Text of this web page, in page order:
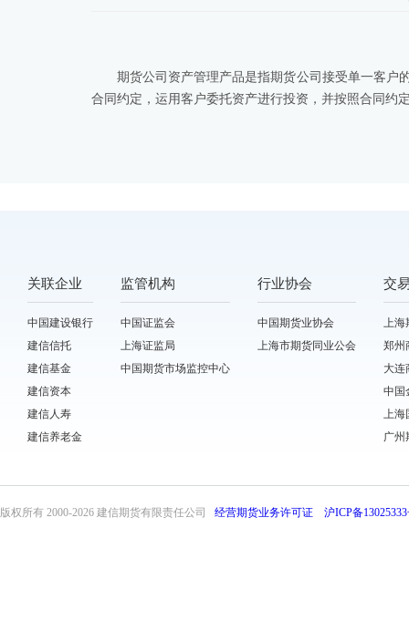
期货公司资产管理产品是指期货公司接受单一客户
合同约定，运用客户委托资产进行投资，并按照合同约
关联企业
中国建设银行
建信信托
建信基金
建信资本
建信人寿
建信养老金
监管机构
中国证监会
上海证监局
中国期货市场监控中心
行业协会
中国期货业协会
上海市期货同业公会
交
上海
郑州
大连
中国
上海
广州
版权所有 2000-2026 建信期货有限责任公司 经营期货业务许可证 沪ICP备